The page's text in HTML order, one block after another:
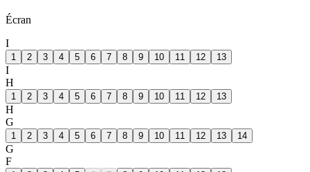
Écran
I
1 2 3 4 5 6 7 8 9 10 11 12 13
I
H
1 2 3 4 5 6 7 8 9 10 11 12 13
H
G
1 2 3 4 5 6 7 8 9 10 11 12 13 14
G
F